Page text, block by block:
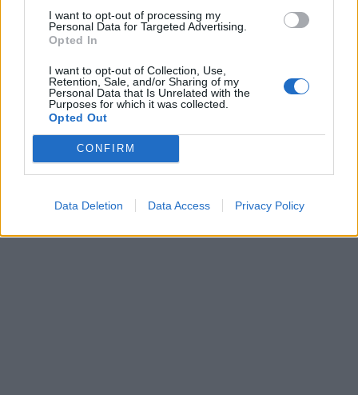
I want to opt-out of processing my
Personal Data for Targeted Advertising.
Opted In
I want to opt-out of Collection, Use,
Retention, Sale, and/or Sharing of my
Personal Data that Is Unrelated with the
Purposes for which it was collected.
Opted Out
CONFIRM
Data Deletion Data Access Privacy Policy
ВАКА - Судијата Вулнет Винца
е пензиониран, три дена
мистериозен мост
Исчезнаа десетмина
Пакистан- меѓу нив и познат
Непалец
БЕЛ ШТРАЈК НА ГРАНИЦИТЕ:
„Евзони“, а на „Градина“ се
чека и пет часа